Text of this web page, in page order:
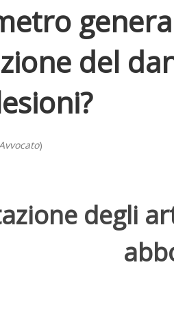
del
Avvocato)
degli